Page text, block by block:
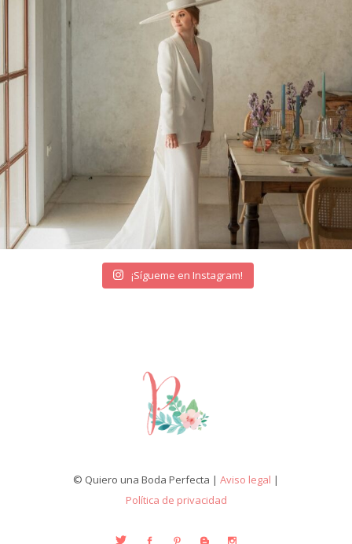
¡Sígueme en Instagram!
© Quiero una Boda Perfecta | Aviso legal |
Política de privacidad